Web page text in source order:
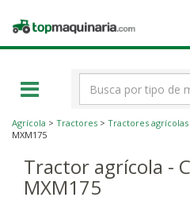
Topmaquinaria.com
Agrícola > Tractores > Tractores agrícolas
MXM175
Tractor agrícola -
MXM175